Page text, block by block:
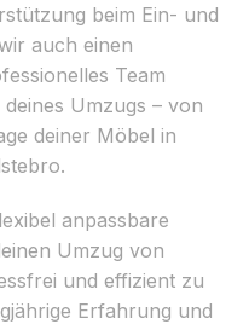
beim Ein- und
auch einen
Team
Umzugs – von
deiner Möbel in
anpassbare
Umzug von
und effizient zu
Erfahrung und